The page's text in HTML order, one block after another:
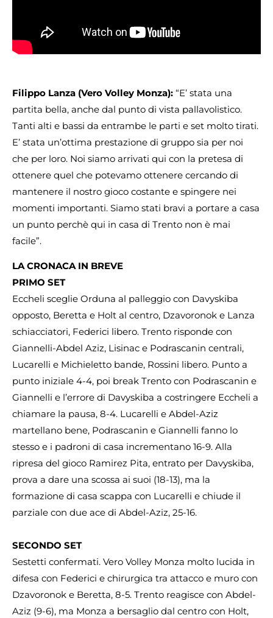
Filippo Lanza (Vero Volley Monza): “E’ stata una
partita bella, anche dal punto di vista pallavolistico.
Tanti alti e bassi da entrambe le parti e set molto tirati.
E’ stata un’ottima prestazione di gruppo sia per noi
che per loro. Noi siamo arrivati qui con la pretesa di
ottenere quel che potevamo ottenere cercando di
mantenere il nostro gioco costante e spingere nei
momenti importanti. Siamo stati bravi a portare a casa
un punto perchè qui in casa di Trento non è mai
facile”.
LA CRONACA IN BREVE
PRIMO SET
Eccheli sceglie Orduna al palleggio con Davyskiba
opposto, Beretta e Holt al centro, Dzavoronok e Lanza
schiacciatori, Federici libero. Trento risponde con
Giannelli-Abdel Aziz, Lisinac e Podrascanin centrali,
Lucarelli e Michieletto bande, Rossini libero. Punto a
punto iniziale 4-4, poi break Trento con Podrascanin e
Giannelli e l’errore di Davyskiba a costringere Eccheli a
chiamare la pausa, 8-4. Lucarelli e Abdel-Aziz
martellano bene, Podrascanin e Giannelli fanno lo
stesso e i padroni di casa incrementano 16-9. Alla
ripresa del gioco Ramirez Pita, entrato per Davyskiba,
prova a dare una scossa ai suoi (18-13), ma la
formazione di casa scappa con Lucarelli e chiude il
parziale con due ace di Abdel-Aziz, 25-16.
SECONDO SET
Sestetti confermati. Vero Volley Monza molto lucida in
difesa con Federici e chirurgica tra attacco e muro con
Dzavoronok e Beretta, 8-5. Trento reagisce con Abdel-
Aziz (9-6), ma Monza a bersaglio dal centro con Holt,